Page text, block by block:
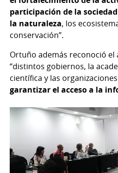
participación de la
la naturaleza, los
conservación”.
Ortuño además reconoció
“distintos gobiernos, la
científica y las
garantizar el acceso a la